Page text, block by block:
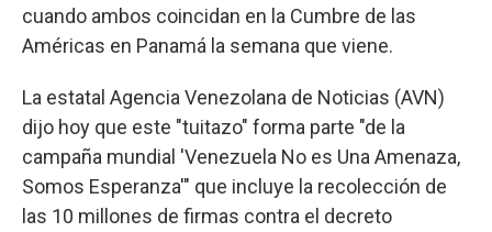
cuando ambos coincidan en la Cumbre de las
Américas en Panamá la semana que viene.
La estatal Agencia Venezolana de Noticias (AVN)
dijo hoy que este "tuitazo" forma parte "de la
campaña mundial 'Venezuela No es Una Amenaza,
Somos Esperanza'" que incluye la recolección de
las 10 millones de firmas contra el decreto